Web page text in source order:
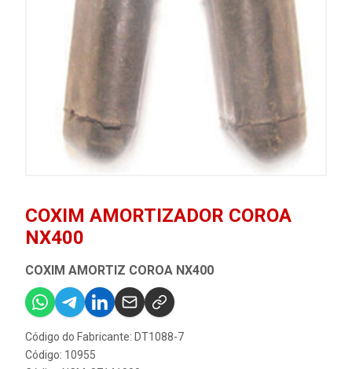
COXIM AMORTIZADOR COROA
NX400
COXIM AMORTIZ COROA NX400
Código do Fabricante: DT1088-7
Código: 10955